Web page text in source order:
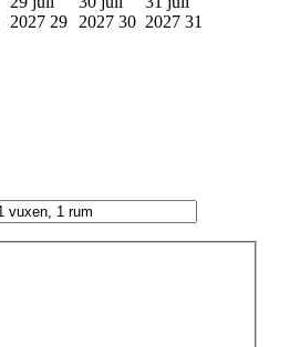
2027 29
2027 30 2027 31